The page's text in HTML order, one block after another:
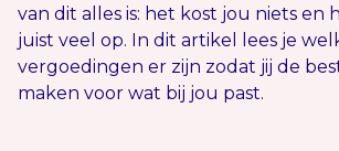
van dit alles is: het kost jou niets en
juist veel op. In dit artikel lees je
vergoedingen er zijn zodat jij de
maken voor wat bij jou past.